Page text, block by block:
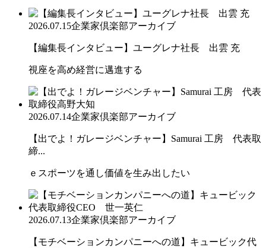
2026.07.15企業家倶楽部アーカイブ
【編集長インタビュー】ユーグレナ社長 出雲 充
視座を高め経営に邁進する
2026.07.14企業家倶楽部アーカイブ
【出でよ！ガレージベンチャー】Samurai 工房 代表取
締...
ｅスポーツを通し価値を生み出したい
2026.07.13企業家倶楽部アーカイブ
【モチベーションカンパニーへの道】キュービック代